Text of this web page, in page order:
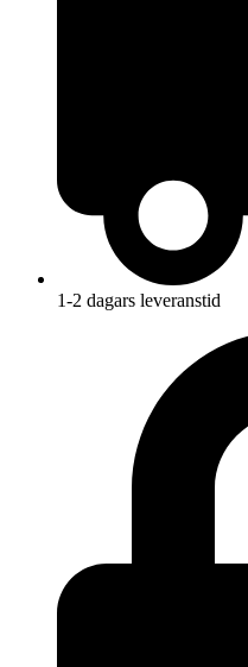
1-2 dagars leveranstid